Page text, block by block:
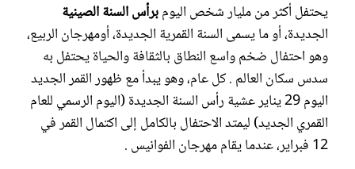
يحتفل أكثر من مليار شخص اليومبرأس السنة الصينية
الجديدة، أو ما يسمى السنة القمرية الجديدة، أومهرجان الربيع،
وهو احتفال ضخم واسع النطاق بالثقافة والحياة يحتفل به
سدس سكان العالم . كل عام، وهو يبدأ مع ظهور القمر الجديد
اليوم 29 يناير عشية رأس السنة الجديدة (اليوم الرسمي للعام
القمري الجديد) ليمتد الاحتفال بالكامل إلى اكتمال القمر في
12 فبراير، عندما يقام مهرجان الفوانيس .
مجلة سيدتي
غلاف رفمي